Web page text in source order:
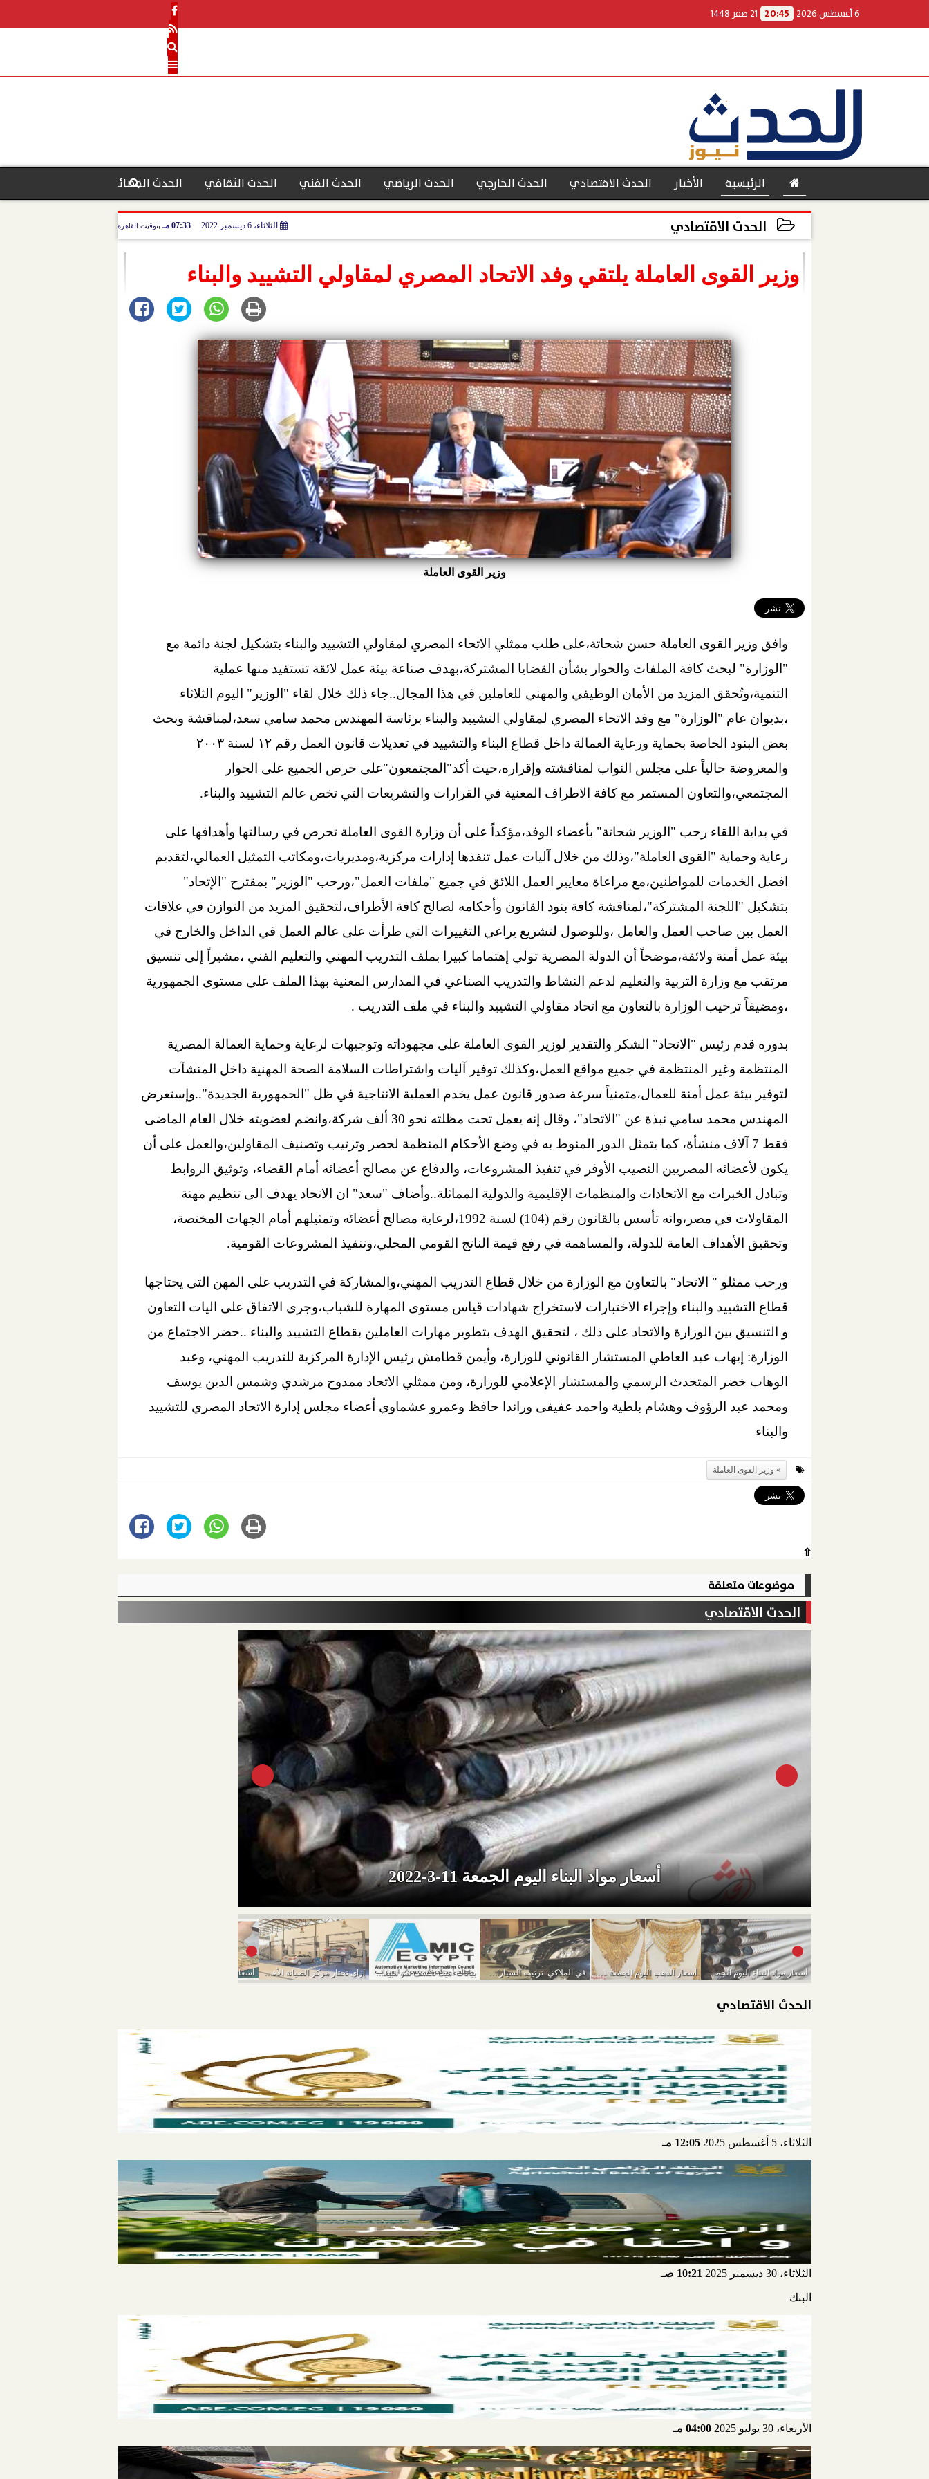
6 أغسطس 2026 20:45 21 صفر 1448
الرئيسية الأخبار الحدث الاقتصادي
بنوك
الحدث الخارجي الحدث الرياضي الحدث الفني الحدث الثقافي الحدث القضائي
الحدث الاقتصادي الثلاثاء، 6 ديسمبر 2022 07:33 مـ بتوقيت القاهرة
وزير القوى العاملة يلتقي وفد الاتحاد المصري لمقاولي التشييد والبناء
وزير القوى العاملة
وافق وزير القوى العاملة حسن شحاتة،على طلب ممثلي الاتحاء المصري لمقاولي التشييد والبناء بتشكيل لجنة دائمة مع
"الوزارة" لبحث كافة الملفات والحوار بشأن القضايا المشتركة،بهدف صناعة بيئة عمل لائقة تستفيد منها عملية
التنمية،وتُحقق المزيد من الأمان الوظيفي والمهني للعاملين في هذا المجال..جاء ذلك خلال لقاء "الوزير" اليوم الثلاثاء
،بديوان عام "الوزارة" مع وفد الاتحاء المصري لمقاولي التشييد والبناء برئاسة المهندس محمد سامي سعد،لمناقشة وبحث
بعض البنود الخاصة بحماية ورعاية العمالة داخل قطاع البناء والتشييد في تعديلات قانون العمل رقم ١٢ لسنة ٢٠٠٣
والمعروضة حالياً على مجلس النواب لمناقشته وإقراره،حيث أكد"المجتمعون"على حرص الجميع على الحوار
المجتمعي،والتعاون المستمر مع كافة الاطراف المعنية في القرارات والتشريعات التي تخص عالم التشييد والبناء.
في بداية اللقاء رحب "الوزير شحاتة" بأعضاء الوفد،مؤكداً على أن وزارة القوى العاملة تحرص في رسالتها وأهدافها على
رعاية وحماية "القوى العاملة"،وذلك من خلال آليات عمل تنفذها إدارات مركزية،ومديريات،ومكاتب التمثيل العمالي،لتقديم
افضل الخدمات للمواطنين،مع مراعاة معايير العمل اللائق في جميع "ملفات العمل"،ورحب "الوزير" بمقترح "الإتحاد"
بتشكيل "اللجنة المشتركة"،لمناقشة كافة بنود القانون وأحكامه لصالح كافة الأطراف،لتحقيق المزيد من التوازن في علاقات
العمل بين صاحب العمل والعامل ،وللوصول لتشريع يراعي التغييرات التي طرأت على عالم العمل في الداخل والخارج في
بيئة عمل أمنة ولائقة،موضحاً أن الدولة المصرية تولي إهتماما كبيرا بملف التدريب المهني والتعليم الفني ،مشيراً إلى تنسيق
مرتقب مع وزارة التربية والتعليم لدعم النشاط والتدريب الصناعي في المدارس المعنية بهذا الملف على مستوى الجمهورية
،ومضيفاً ترحيب الوزارة بالتعاون مع اتحاد مقاولي التشييد والبناء في ملف التدريب .
بدوره قدم رئيس "الاتحاد" الشكر والتقدير لوزير القوى العاملة على مجهوداته وتوجيهات لرعاية وحماية العمالة المصرية
المنتظمة وغير المنتظمة في جميع مواقع العمل،وكذلك توفير آليات واشتراطات السلامة الصحة المهنية داخل المنشآت
لتوفير بيئة عمل أمنة للعمال،متمنياً سرعة صدور قانون عمل يخدم العملية الانتاجية في ظل "الجمهورية الجديدة"..وإستعرض
المهندس محمد سامي نبذة عن "الاتحاد"، وقال إنه يعمل تحت مظلته نحو 30 ألف شركة،وانضم لعضويته خلال العام الماضى
فقط 7 آلاف منشأة، كما يتمثل الدور المنوط به في وضع الأحكام المنظمة لحصر وترتيب وتصنيف المقاولين،والعمل على أن
يكون لأعضائه المصريين النصيب الأوفر في تنفيذ المشروعات، والدفاع عن مصالح أعضائه أمام القضاء، وتوثيق الروابط
وتبادل الخبرات مع الاتحادات والمنظمات الإقليمية والدولية المماثلة..وأضاف "سعد" ان الاتحاد يهدف الى تنظيم مهنة
المقاولات في مصر،وانه تأسس بالقانون رقم (104) لسنة 1992،لرعاية مصالح أعضائه وتمثيلهم أمام الجهات المختصة،
وتحقيق الأهداف العامة للدولة، والمساهمة في رفع قيمة الناتج القومي المحلي،وتنفيذ المشروعات القومية.
ورحب ممثلو " الاتحاد" بالتعاون مع الوزارة من خلال قطاع التدريب المهني،والمشاركة في التدريب على المهن التى يحتاجها
قطاع التشييد والبناء وإجراء الاختبارات لاستخراج شهادات قياس مستوى المهارة للشباب،وجرى الاتفاق على اليات التعاون
و التنسيق بين الوزارة والاتحاد على ذلك ، لتحقيق الهدف بتطوير مهارات العاملين بقطاع التشييد والبناء ..حضر الاجتماع من
الوزارة: إيهاب عبد العاطي المستشار القانوني للوزارة، وأيمن قطامش رئيس الإدارة المركزية للتدريب المهني، وعبد
الوهاب خضر المتحدث الرسمي والمستشار الإعلامي للوزارة، ومن ممثلي الاتحاد ممدوح مرشدي وشمس الدين يوسف
ومحمد عبد الرؤوف وهشام بلطية واحمد عفيفى وراندا حافظ وعمرو عشماوي أعضاء مجلس إدارة الاتحاد المصري للتشييد
والبناء
وزير القوى العاملة
⇧
موضوعات متعلقة
الحدث الاقتصادي
أسعار مواد البناء اليوم الجمعة 11-3-2022
أسعار مواد البناء اليوم الجمعة 11-3-2022 أسعار الذهب اليوم الجمعة 11-3-2022 في الملاكي..ترتيب السيارات الأكثر مبيعًا في يناير 2022 بيانات أميك تكشف نمو مبيعات السيارات خلال يناير... إزاي تختار مركز الصيانة الأفضل عشان ما تدفعش...
الحدث الاقتصادي
الثلاثاء، 5 أغسطس 2025 12:05 مـ
الثلاثاء، 30 ديسمبر 2025 10:21 صـ
البنك
الأربعاء، 30 يوليو 2025 04:00 مـ